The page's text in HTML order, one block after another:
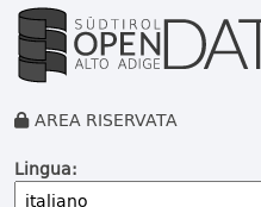
AREA RISERVATA
Lingua